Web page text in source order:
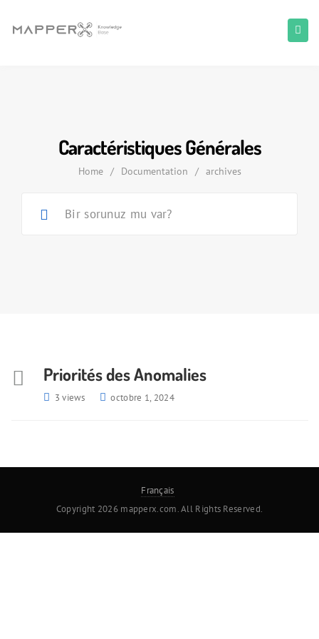
Caractéristiques Générales
Home / Documentation / archives
Priorités des Anomalies
3 views octobre 1, 2024
Français
Copyright 2026 mapperx.com. All Rights Reserved.